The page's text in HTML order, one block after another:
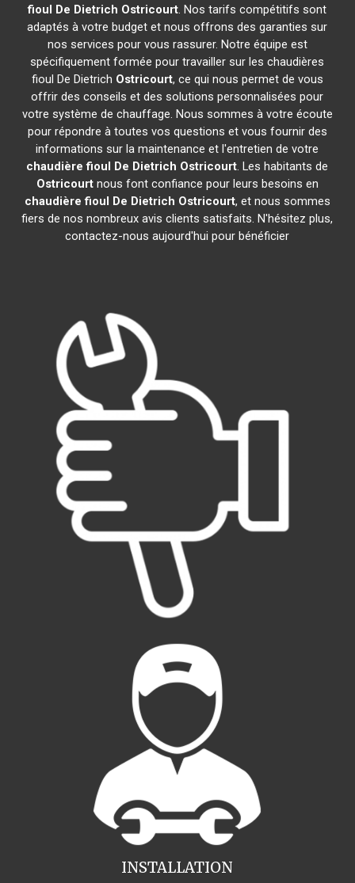
fioul De Dietrich Ostricourt. Nos tarifs compétitifs sont
adaptés à votre budget et nous offrons des garanties sur
nos services pour vous rassurer. Notre équipe est
spécifiquement formée pour travailler sur les chaudières
fioul De Dietrich Ostricourt, ce qui nous permet de vous
offrir des conseils et des solutions personnalisées pour
votre système de chauffage. Nous sommes à votre écoute
pour répondre à toutes vos questions et vous fournir des
informations sur la maintenance et l'entretien de votre
chaudière fioul De Dietrich Ostricourt. Les habitants de
Ostricourtnous font confiance pour leurs besoins en
chaudière fioul De Dietrich Ostricourt, et nous sommes
fiers de nos nombreux avis clients satisfaits. N'hésitez plus,
contactez-nous aujourd'hui pour bénéficier
INSTALLATION